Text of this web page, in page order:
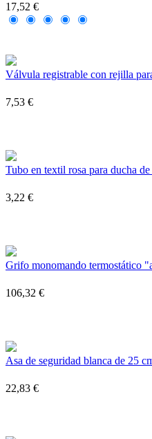
17,52 €
Válvula registrable con rejilla
7,53 €
Tubo en textil rosa para ducha
3,22 €
Grifo monomando termostático
106,32 €
Asa de seguridad blanca de 25
22,83 €